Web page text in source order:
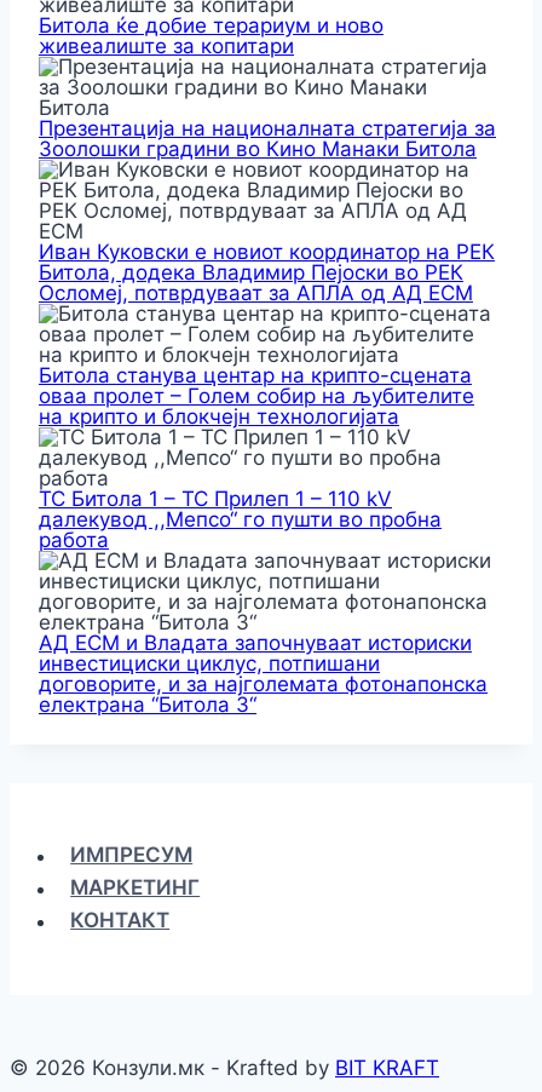
Битола ќе добие терариум и ново
живеалиште за копитари
Презентација на националната стратегија за
Зоолошки градини во Кино Манаки Битола
Иван Куковски е новиот координатор на РЕК
Битола, додека Владимир Пејоски во РЕК
Осломеј, потврдуваат за АПЛА од АД ЕСМ
Битола станува центар на крипто-сцената
оваа пролет – Голем собир на љубителите
на крипто и блокчејн технологијата
ТС Битола 1 – ТС Прилеп 1 – 110 kV
далекувод ,,Мепсо“ го пушти во пробна
работа
АД ЕСМ и Владата започнуваат историски
инвестициски циклус, потпишани
договорите, и за најголемата фотонапонска
електрана “Битола 3“
ИМПРЕСУМ
МАРКЕТИНГ
КОНТАКТ
© 2026 Конзули.мк - Krafted by BIT KRAFT